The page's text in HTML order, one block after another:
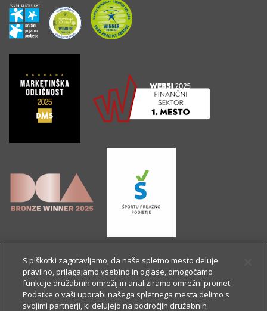
S piškotki zagotavljamo, da naše spletno mesto deluje
pravilno, prilagajamo vsebino in oglase, omogočamo
funkcije družabnih omrežij in analiziramo omrežni promet.
Podatke o vaši uporabi našega spletnega mesta delimo s
svojimi partnerji, ki delujejo na področjih družabnih